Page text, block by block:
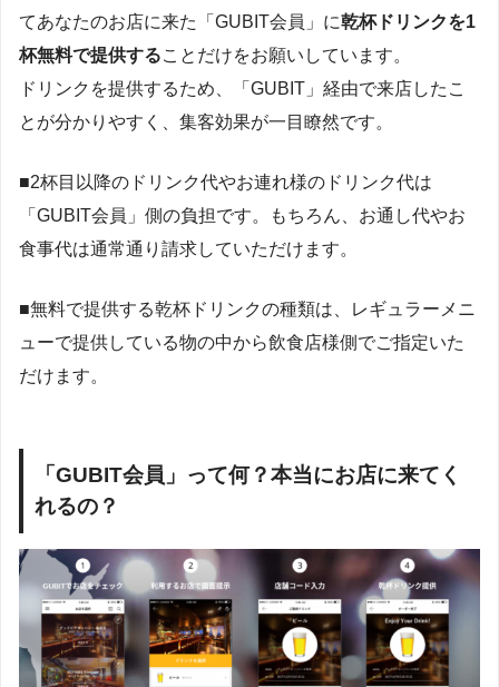
てあなたのお店に来た「GUBIT会員」に乾杯ドリンクを1
杯無料で提供することだけをお願いしています。
ドリンクを提供するため、「GUBIT」経由で来店したこ
とが分かりやすく、集客効果が一目瞭然です。
■2杯目以降のドリンク代やお連れ様のドリンク代は
「GUBIT会員」側の負担です。もちろん、お通し代やお
食事代は通常通り請求していただけます。
■無料で提供する乾杯ドリンクの種類は、レギュラーメニ
ューで提供している物の中から飲食店様側でご指定いた
だけます。
「GUBIT会員」って何？本当にお店に来てく
れるの？